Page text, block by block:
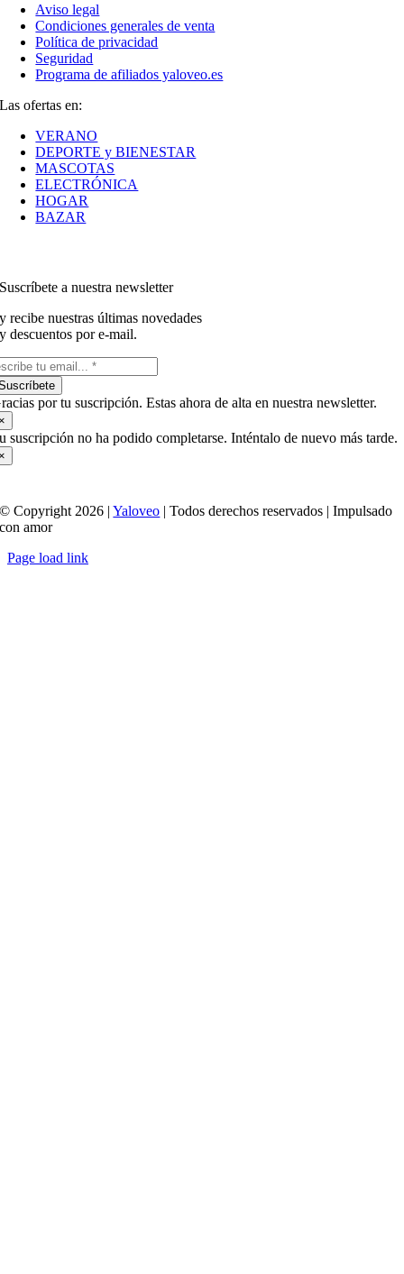
Aviso legal
Condiciones generales de venta
Política de privacidad
Seguridad
Programa de afiliados yaloveo.es
Las ofertas en:
VERANO
DEPORTE y BIENESTAR
MASCOTAS
ELECTRÓNICA
HOGAR
BAZAR
Suscríbete a nuestra newsletter
y recibe nuestras últimas novedades
y descuentos por e-mail.
por tu suscripción. Estas ahora de alta en nuestra newsletter.
suscripción no ha podido completarse. Inténtalo de nuevo más tarde.
© Copyright 2026 |Yaloveo | Todos derechos reservados | Impulsado
con amor
Page load link